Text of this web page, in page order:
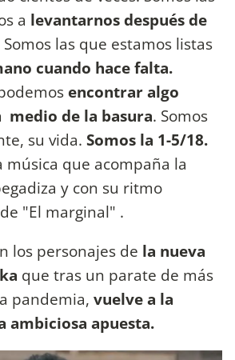
a levantarnos después de
las que estamos listas
cuando hace falta.
encontrar algo
medio de la basura. Somos
su vida. Somos la 1-5/18.
música que acompaña la
y con su ritmo
"El marginal" .
los personajes de la nueva
que tras un parate de más
pandemia, vuelve a la
ambiciosa apuesta.